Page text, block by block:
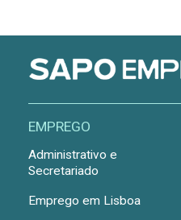
EMPREGO
Administrativo e
Secretariado
Emprego em Lisboa